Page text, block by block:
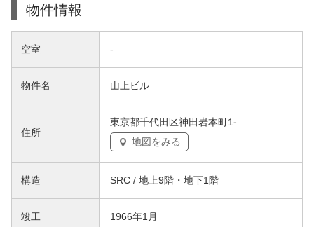
物件情報
空室 -
物件名 山上ビル
住所
東京都千代田区神田岩本町1-
地図をみる
構造 SRC / 地上9階・地下1階
竣工 1966年1月